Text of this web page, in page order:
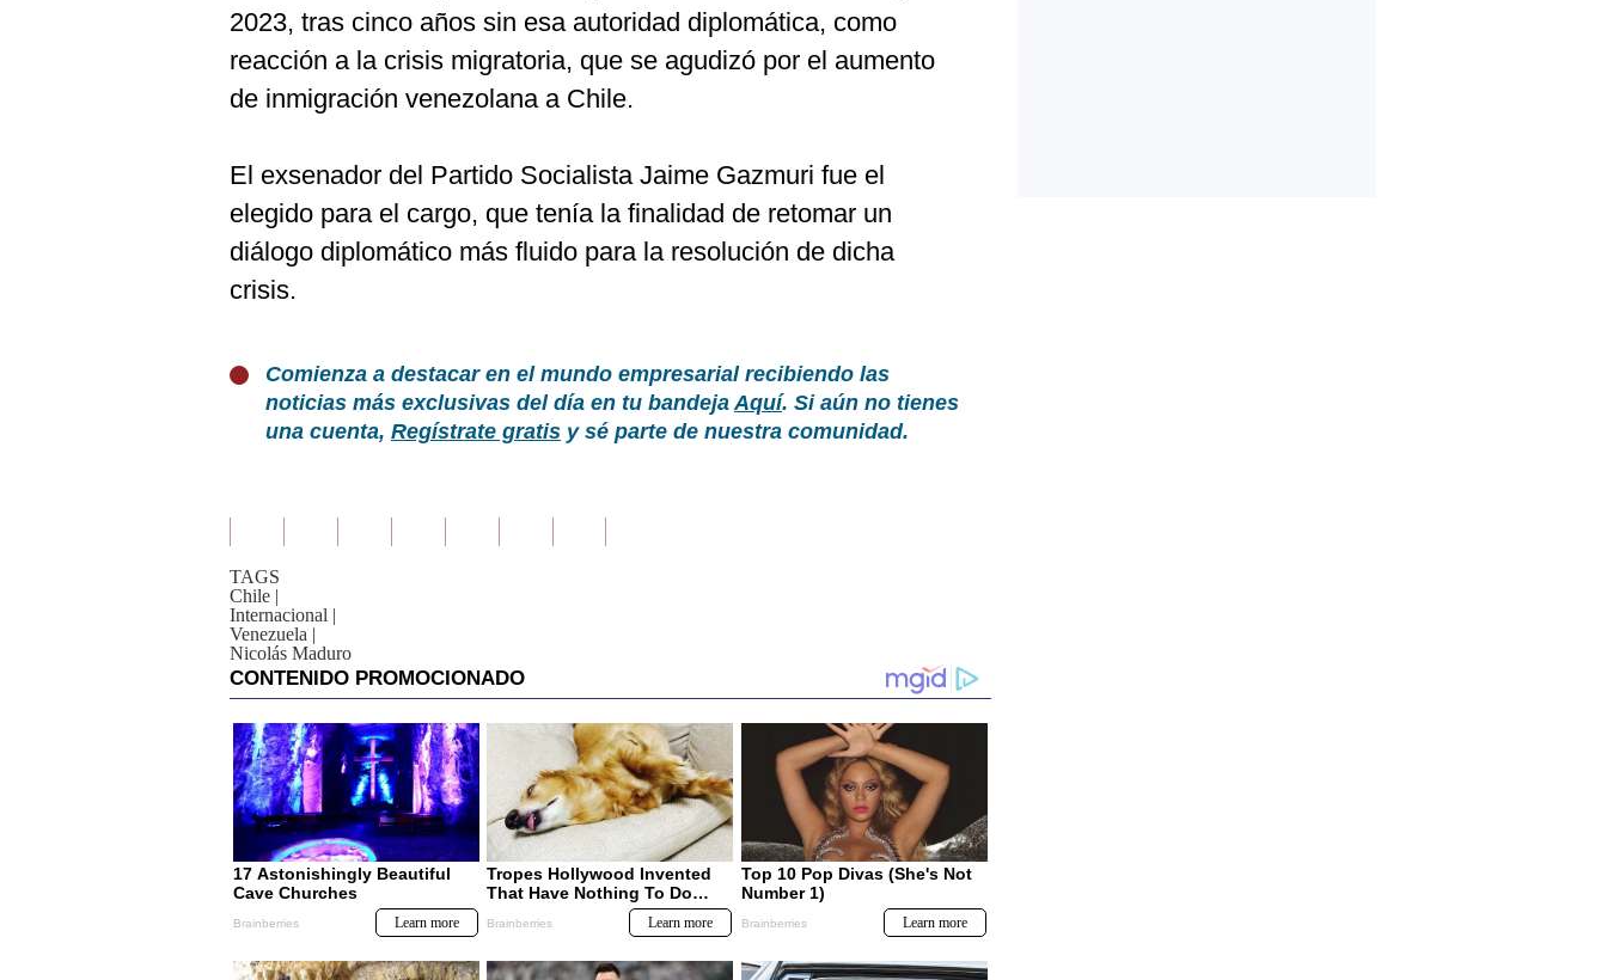
2023, tras cinco años sin esa autoridad diplomática, como
reacción a la crisis migratoria, que se agudizó por el aumento
de inmigración venezolana a Chile.
El exsenador del Partido Socialista Jaime Gazmuri fue el
elegido para el cargo, que tenía la finalidad de retomar un
diálogo diplomático más fluido para la resolución de dicha
crisis.
Comienza a destacar en el mundo empresarial recibiendo las
noticias más exclusivas del día en tu bandejaAquí. Si aún no tienes
una cuenta, Regístrate gratis y sé parte de nuestra comunidad.
TAGS
Chile |
Internacional |
Venezuela |
Nicolás Maduro